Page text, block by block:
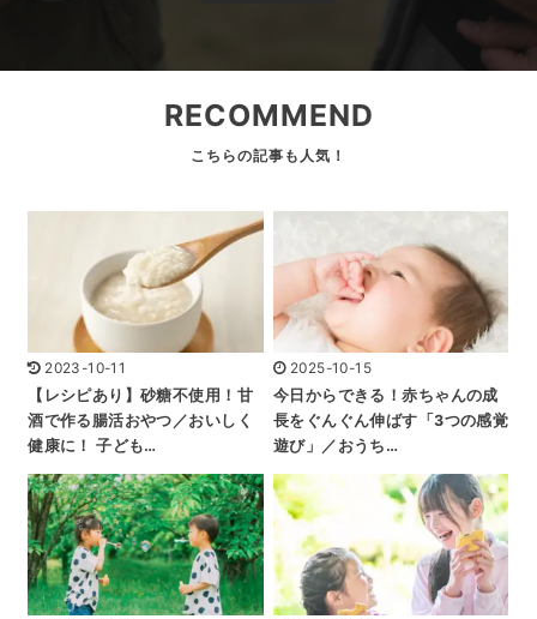
RECOMMEND
2023-10-11
【レシピあり】砂糖不使用！甘
酒で作る腸活おやつ／おいしく
健康に！ 子ども…
2025-10-15
今日からできる！赤ちゃんの成
長をぐんぐん伸ばす「3つの感覚
遊び」／おうち…